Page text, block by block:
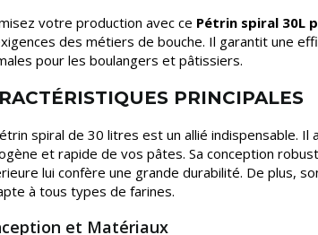
votre production avec ce Pétrin spiral 30L
des métiers de bouche. Il garantit une
pour les boulangers et pâtissiers.
PRINCIPALES
spiral de 30 litres est un allié indispensable. Il
et rapide de vos pâtes. Sa conception
lui confère une grande durabilité. De plus,
à tous types de farines.
et Matériaux